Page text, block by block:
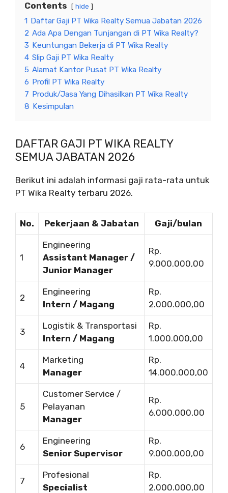
Contents hide
1 Daftar Gaji PT Wika Realty Semua Jabatan 2026
2 Ada Apa Dengan Tunjangan di PT Wika Realty?
3 Keuntungan Bekerja di PT Wika Realty
4 Slip Gaji PT Wika Realty
5 Alamat Kantor Pusat PT Wika Realty
6 Profil PT Wika Realty
7 Produk/Jasa Yang Dihasilkan PT Wika Realty
8 Kesimpulan
DAFTAR GAJI PT WIKA REALTY
SEMUA JABATAN 2026
Berikut ini adalah informasi gaji rata-rata untuk
PT Wika Realty terbaru 2026.
No. Pekerjaan & Jabatan Gaji/bulan
1
Engineering
Assistant Manager /
Junior Manager
Rp.
9.000.000,00
2
Engineering
Intern / Magang
Rp.
2.000.000,00
3
Logistik & Transportasi
Intern / Magang
Rp.
1.000.000,00
4
Marketing
Manager
Rp.
14.000.000,00
5
Customer Service /
Pelayanan
Manager
Rp.
6.000.000,00
6
Engineering
Senior Supervisor
Rp.
9.000.000,00
7
Profesional
Specialist
Rp.
2.000.000,00